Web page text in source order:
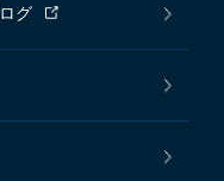
グ